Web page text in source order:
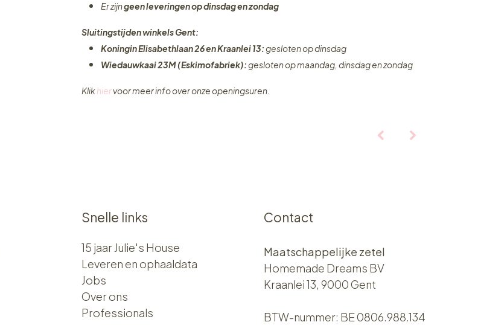
Er zijngeen leveringenop dinsdag en zondag
Sluitingstijden winkels Gent:
Koningin Elisabethlaan 26 en Kraanlei 13:gesloten op dinsdag
Wiedauwkaai 23M (Eskimofabriek):gesloten op maandag, dinsdag en zondag
Klikhiervoor meer info over onze openingsuren.
Snelle links
15 jaar Julie's House
Leveren en ophaaldata
Jobs
Over ons​​
Professionals
Contact
Maatschappelijke zetel
Homemade Dreams BV
Kraanlei 13, 9000 Gent
BTW-nummer: BE 0806.988.134